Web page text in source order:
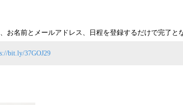
お名前とメールアドレス、日程を登録するだけで完了と
bit.ly/37GOJ29